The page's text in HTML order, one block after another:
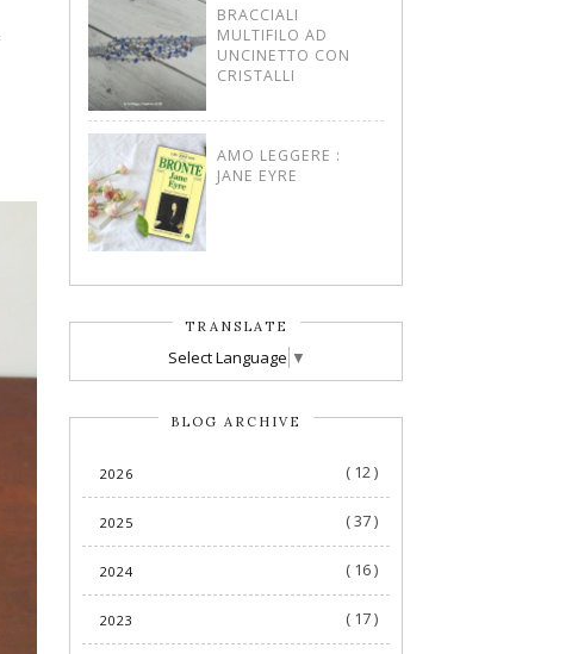
BRACCIALI
MULTIFILO AD
UNCINETTO CON
CRISTALLI
AMO LEGGERE :
JANE EYRE
TRANSLATE
Select Language ▼
BLOG ARCHIVE
2026 ( 12 )
2025 ( 37 )
2024 ( 16 )
2023 ( 17 )